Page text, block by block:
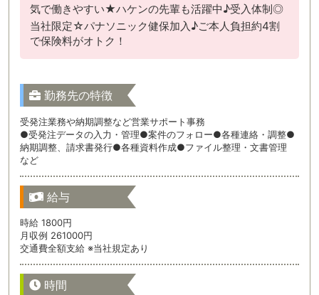
気で働きやすい★ハケンの先輩も活躍中♪受入体制◎
当社限定☆パナソニック健保加入♪ご本人負担約4割
で保険料がオトク！
勤務先の特徴
受発注業務や納期調整など営業サポート事務
●受発注データの入力・管理●案件のフォロー●各種連絡・調整●
納期調整、請求書発行●各種資料作成●ファイル整理・文書管理
など
給与
時給 1800円
月収例 261000円
交通費全額支給 ※当社規定あり
時間